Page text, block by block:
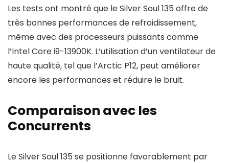
Les tests ont montré que le Silver Soul 135 offre de
très bonnes performances de refroidissement,
même avec des processeurs puissants comme
l’Intel Core i9-13900K. L’utilisation d’un ventilateur de
haute qualité, tel que l’Arctic P12, peut améliorer
encore les performances et réduire le bruit.
Comparaison avec les
Concurrents
Le Silver Soul 135 se positionne favorablement par